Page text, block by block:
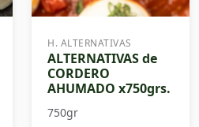
H. ALTERNATIVAS
ALTERNATIVAS de
CORDERO
AHUMADO x750grs.
750gr